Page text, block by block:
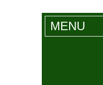
MENU